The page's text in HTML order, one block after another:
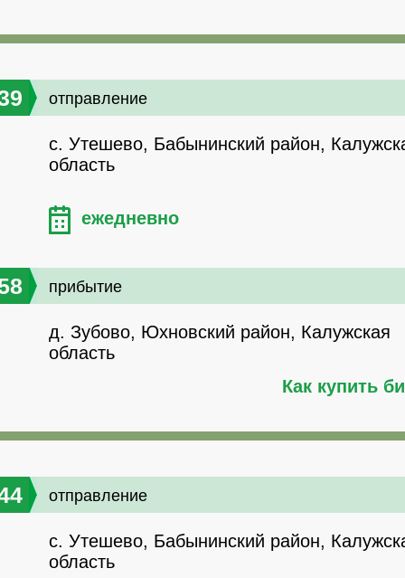
отправление
с. Утешево, Бабынинский район,
область
ежедневно
прибытие
д. Зубово, Юхновский район, Калужская
область
Как купить
отправление
с. Утешево, Бабынинский район,
область